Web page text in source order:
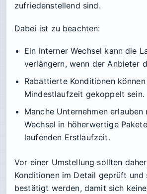
zufriedenstellend sind.
Dabei ist zu beachten:
Ein interner Wechsel kann die
verlängern, wenn der Anbieter
Rabattierte Konditionen
Mindestlaufzeit gekoppelt sein.
Manche Unternehmen erlauben
Wechsel in höherwertige
laufenden Erstlaufzeit.
Vor einer Umstellung sollten
Konditionen im Detail geprüft
bestätigt werden, damit sich keine